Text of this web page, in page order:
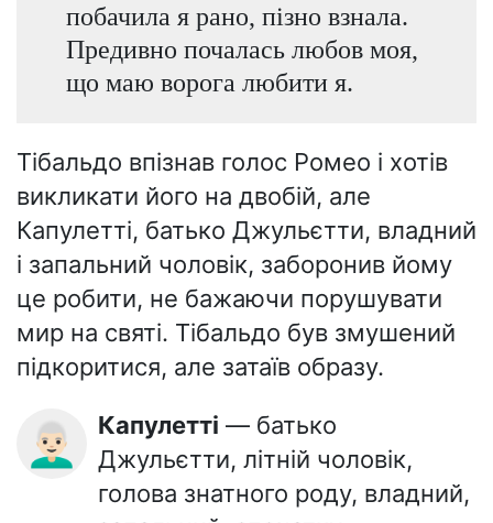
побачила я рано, пізно взнала.
Предивно почалась любов моя,
що маю ворога любити я.
Тібальдо впізнав голос Ромео і хотів
викликати його на двобій, але
Капулетті, батько Джульєтти, владний
і запальний чоловік, заборонив йому
це робити, не бажаючи порушувати
мир на святі. Тібальдо був змушений
підкоритися, але затаїв образу.
👨🏻‍🦳 Капулетті — батько
Джульєтти, літній чоловік,
голова знатного роду, владний,